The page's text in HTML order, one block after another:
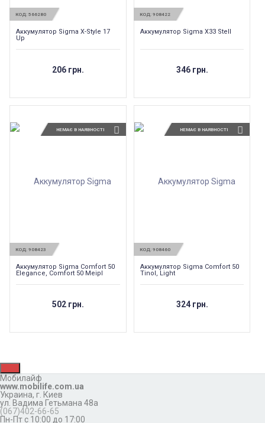
КОД: 566280
Аккумулятор Sigma X-Style 17
Up
206 грн.
КОД: 908422
Аккумулятор Sigma X33 Stell
346 грн.
НЕМАЄ В НАЯВНОСТІ
КОД: 908423
Аккумулятор Sigma Comfort 50
Elegance, Comfort 50 Meipl
502 грн.
НЕМАЄ В НАЯВНОСТІ
КОД: 908460
Аккумулятор Sigma Comfort 50
Tinol, Light
324 грн.
Мобилайф
www.mobilife.com.ua
Украина, г. Киев
ул. Вадима Гетьмана 48а
(067)402-66-65
Пн-Пт с 10:00 до 17:00